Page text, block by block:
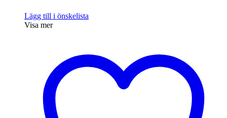
Lägg till i önskelista
Visa mer